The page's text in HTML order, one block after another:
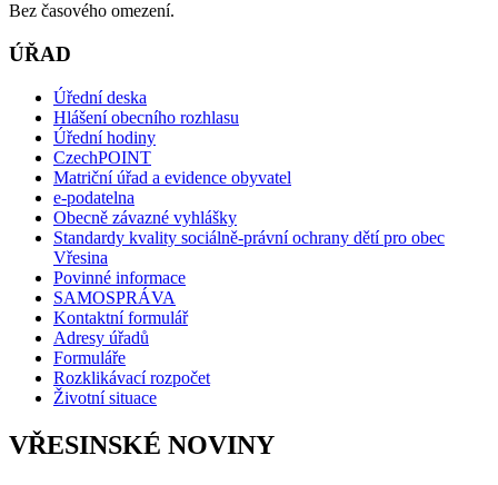
Bez časového omezení.
ÚŘAD
Úřední deska
Hlášení obecního rozhlasu
Úřední hodiny
CzechPOINT
Matriční úřad a evidence obyvatel
e-podatelna
Obecně závazné vyhlášky
Standardy kvality sociálně-právní ochrany dětí pro obec
Vřesina
Povinné informace
SAMOSPRÁVA
Kontaktní formulář
Adresy úřadů
Formuláře
Rozklikávací rozpočet
Životní situace
VŘESINSKÉ NOVINY